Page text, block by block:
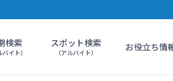
検索
バイト）
スポット検索
（アルバイト） お役立ち情